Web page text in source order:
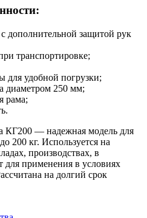
дополнительной защитой рук
транспортировке;
для удобной погрузки;
диаметром 250 мм;
рама;
КГ200 — надежная модель для
200 кг. Используется на
производствах, в
для применения в условиях
на долгий срок